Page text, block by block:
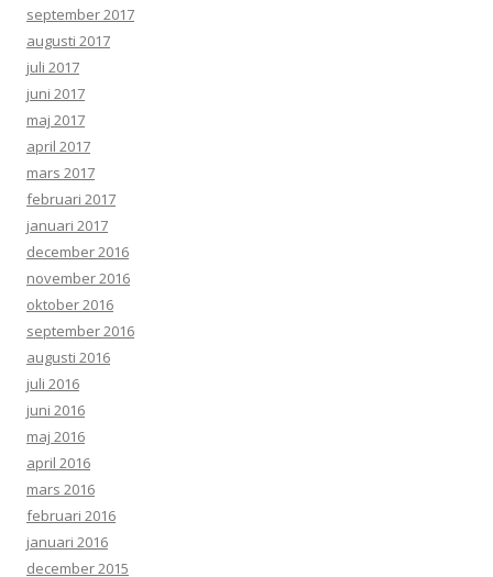
september 2017
augusti 2017
juli 2017
juni 2017
maj 2017
april 2017
mars 2017
februari 2017
januari 2017
december 2016
november 2016
oktober 2016
september 2016
augusti 2016
juli 2016
juni 2016
maj 2016
april 2016
mars 2016
februari 2016
januari 2016
december 2015